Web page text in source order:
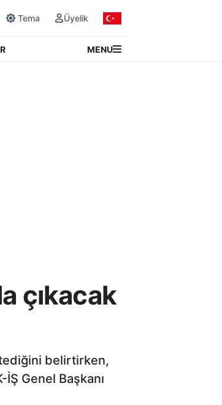
Tema Üyelik
MENU
çıkacak
belirtirken,
Genel Başkanı